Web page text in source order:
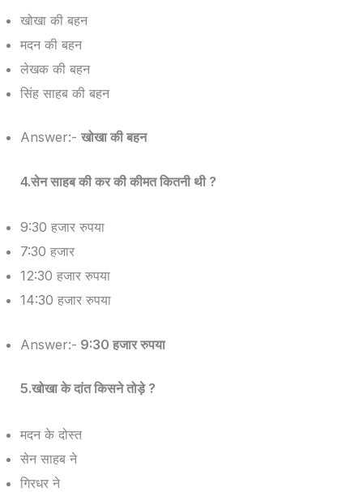
खोखा की बहन
मदन की बहन
लेखक की बहन
सिंह साहब की बहन
Answer:-खोखा की बहन
4.सेन साहब की कर की कीमत कितनी थी ?
9:30 हजार रुपया
7:30 हजार
12:30 हजार रुपया
14:30 हजार रुपया
Answer:- 9:30 हजार रुपया
5.खोखा के दांत किसने तोड़े ?
मदन के दोस्त
सेन साहब ने
गिरधर ने